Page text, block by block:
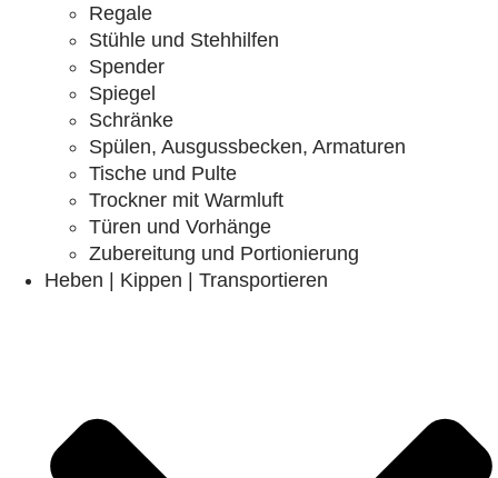
Regale
Stühle und Stehhilfen
Spender
Spiegel
Schränke
Spülen, Ausgussbecken, Armaturen
Tische und Pulte
Trockner mit Warmluft
Türen und Vorhänge
Zubereitung und Portionierung
Heben | Kippen | Transportieren